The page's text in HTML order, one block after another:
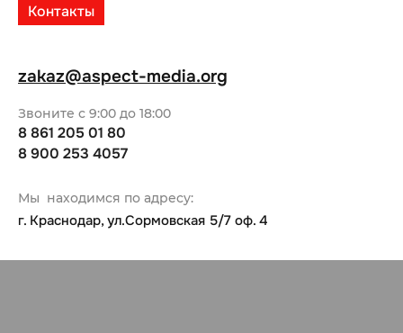
Контакты
Мы находимся по адресу:
г. Краснодар, ул.Сормовская 5/7 оф. 4
Звоните с 9:00 до 18:00
8 861 205 01 80
8 900 253 4057
zakaz@aspect-media.org